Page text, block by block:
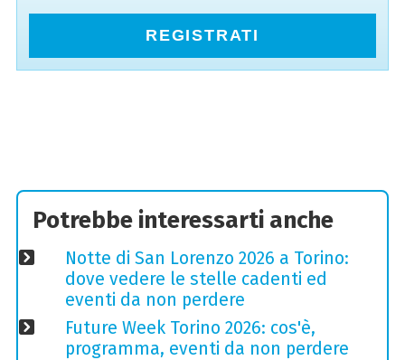
REGISTRATI
Potrebbe interessarti anche
Notte di San Lorenzo 2026 a Torino:
dove vedere le stelle cadenti ed
eventi da non perdere
Future Week Torino 2026: cos'è,
programma, eventi da non perdere